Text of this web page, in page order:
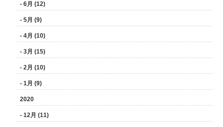
- 6月 (12)
- 5月 (9)
- 4月 (10)
- 3月 (15)
- 2月 (10)
- 1月 (9)
2020
- 12月 (11)